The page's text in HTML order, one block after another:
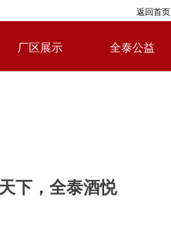
厂区展示 全泰公益
返回首页
下，全泰酒悦